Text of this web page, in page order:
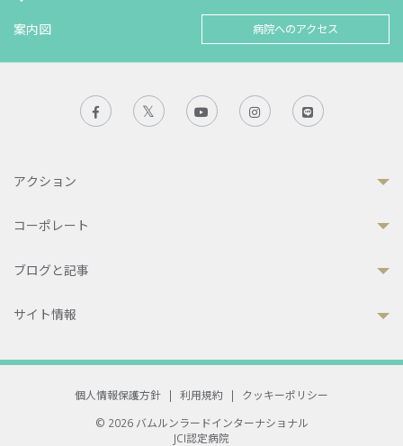
案内図 病院へのアクセス
アクション
コーポレート
ブログと記事
サイト情報
個人情報保護方針 | 利用規約 |
クッキーポリシー
© 2026 バムルンラードインターナショナル
JCI認定病院